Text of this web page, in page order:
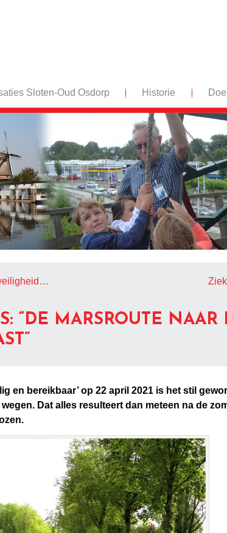
Sloten-Oud Osdorp Historie
“DE MARSROUTE NAAR
en bereikbaar’ op 22 april 2021 is het stil
Dat alles resulteert dan meteen na de